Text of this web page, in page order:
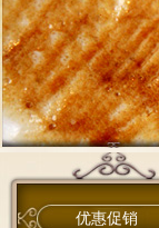
优惠促销